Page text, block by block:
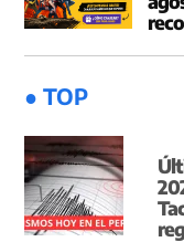
● TOP